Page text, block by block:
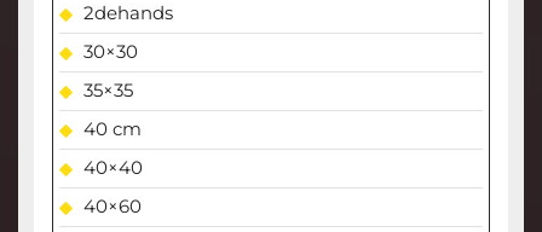
2dehands
30×30
35×35
40 cm
40×40
40×60